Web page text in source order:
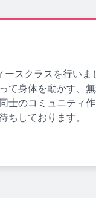
ースクラスを行い
て身体を動かす、
士のコミュニティ
ちしております。